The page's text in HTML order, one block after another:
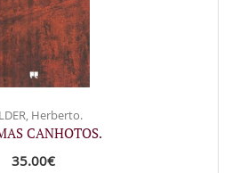
Herberto.
CANHOTOS.
35.00€